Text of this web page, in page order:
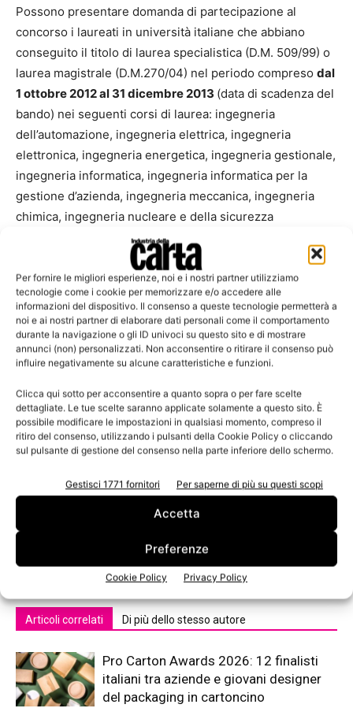
Per fornire le migliori esperienze, noi e i nostri partner utilizziamo
tecnologie come i cookie per memorizzare e/o accedere alle
informazioni del dispositivo. Il consenso a queste tecnologie permetterà a
noi e ai nostri partner di elaborare dati personali come il comportamento
durante la navigazione o gli ID univoci su questo sito e di mostrare
annunci (non) personalizzati. Non acconsentire o ritirare il consenso può
influire negativamente su alcune caratteristiche e funzioni.
Clicca qui sotto per acconsentire a quanto sopra o per fare scelte
dettagliate. Le tue scelte saranno applicate solamente a questo sito. È
possibile modificare le impostazioni in qualsiasi momento, compreso il
ritiro del consenso, utilizzando i pulsanti della Cookie Policy o cliccando
sul pulsante di gestione del consenso nella parte inferiore dello schermo.
Gestisci 1771 fornitori Per saperne di più su questi scopi
Accetta
Preferenze
Cookie Policy Privacy Policy
Possono presentare domanda di partecipazione al
concorso i laureati in università italiane che abbiano
conseguito il titolo di laurea specialistica (D.M. 509/99) o
laurea magistrale (D.M.270/04) nel periodo compreso dal
1 ottobre 2012 al 31 dicembre 2013 (data di scadenza del
bando) nei seguenti corsi di laurea: ingegneria
dell’automazione, ingegneria elettrica, ingegneria
elettronica, ingegneria energetica, ingegneria gestionale,
ingegneria informatica, ingegneria informatica per la
gestione d’azienda, ingegneria meccanica, ingegneria
chimica, ingegneria nucleare e della sicurezza
industriale, ingegneria delle telecomunicazioni, o in altri
corsi di laurea appartenenti a classi di laurea similari. In
caso di dubbio sull’ammissibilità al concorso, contattare la
segreteria organizzativa.
Il bando è promosso, finanziato e gestito dal Club
Tecnologia e Passioneche ha sede a Porcari (Lucca), nel
TAGS concorso
Fondazione Giuseppe Lazzareschi
tecnologia e passione
Articoli correlati Di più dello stesso autore
Pro Carton Awards 2026: 12 finalisti
italiani tra aziende e giovani designer
del packaging in cartoncino